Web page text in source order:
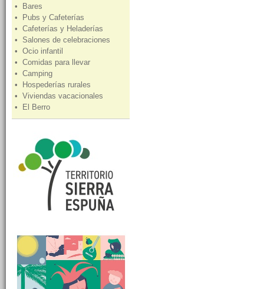
• Bares
• Pubs y Cafeterías
• Cafeterías y Heladerías
• Salones de celebraciones
• Ocio infantil
• Comidas para llevar
• Camping
• Hospederías rurales
• Viviendas vacacionales
• El Berro